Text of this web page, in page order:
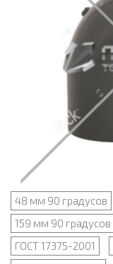
48 мм 90 градусов
159 мм 90 градусов
ГОСТ 17375-2001